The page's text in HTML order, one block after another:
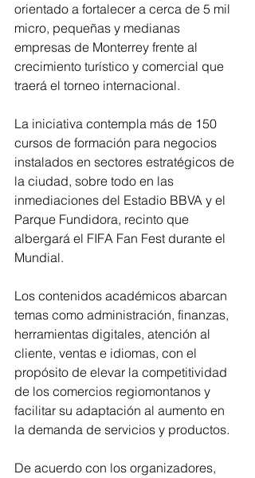
orientado a fortalecer a cerca de 5 mil
micro, pequeñas y medianas
empresas de Monterrey frente al
crecimiento turístico y comercial que
traerá el torneo internacional.
La iniciativa contempla más de 150
cursos de formación para negocios
instalados en sectores estratégicos de
la ciudad, sobre todo en las
inmediaciones del Estadio BBVA y el
Parque Fundidora, recinto que
albergará el FIFA Fan Fest durante el
Mundial.
Los contenidos académicos abarcan
temas como administración, finanzas,
herramientas digitales, atención al
cliente, ventas e idiomas, con el
propósito de elevar la competitividad
de los comercios regiomontanos y
facilitar su adaptación al aumento en
la demanda de servicios y productos.
De acuerdo con los organizadores,